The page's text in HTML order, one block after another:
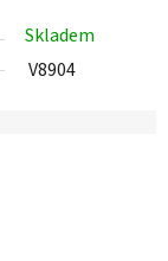
Skladem
V8904